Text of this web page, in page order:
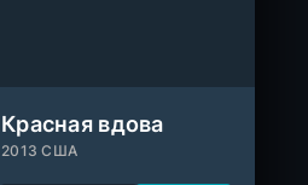
Красная вдова
2013 США